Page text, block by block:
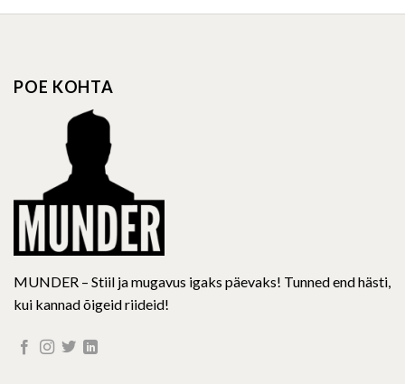
multiple
may
chosen
on
the
product
page
multiple
POE KOHTA
MUNDER – Stiil ja mugavus igaks päevaks! Tunned end hästi,
kui kannad õigeid riideid!